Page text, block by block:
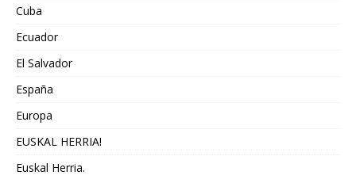
Cuba
Ecuador
El Salvador
España
Europa
EUSKAL HERRIA!
Euskal Herria.